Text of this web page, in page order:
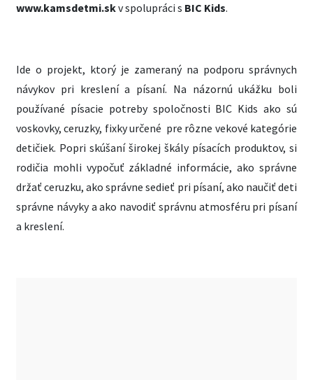
www.kamsdetmi.skv spolupráci s BIC Kids.
Ide o projekt, ktorý je zameraný na podporu správnych
návykov pri kreslení a písaní. Na názornú ukážku boli
používané písacie potreby spoločnosti BIC Kids ako sú
voskovky, ceruzky, fixky určené pre rôzne vekové kategórie
detičiek. Popri skúšaní širokej škály písacích produktov, si
rodičia mohli vypočuť základné informácie, ako správne
držať ceruzku, ako správne sedieť pri písaní, ako naučiť deti
správne návyky a ako navodiť správnu atmosféru pri písaní
a kreslení.